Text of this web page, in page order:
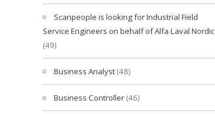
Scanpeople is looking for Industrial Field
Service Engineers on behalf of Alfa Laval Nordic
(49)
Business Analyst (48)
Business Controller (46)